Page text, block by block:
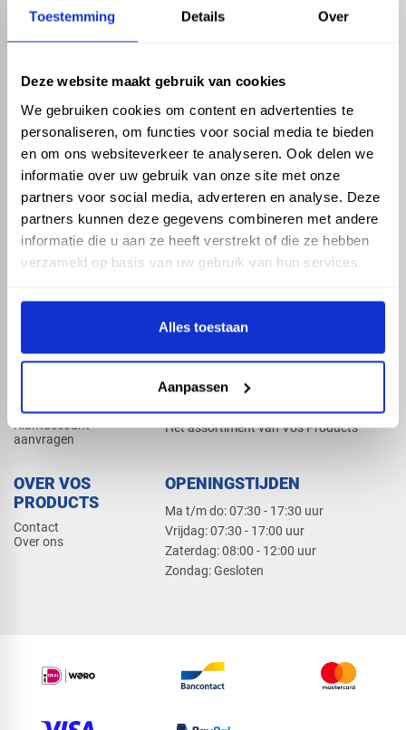
Toestemming Details Over
Deze website maakt gebruik van cookies
We gebruiken cookies om content en advertenties te
personaliseren, om functies voor social media te bieden
en om ons websiteverkeer te analyseren. Ook delen we
informatie over uw gebruik van onze site met onze
partners voor social media, adverteren en analyse. Deze
partners kunnen deze gegevens combineren met andere
informatie die u aan ze heeft verstrekt of die ze hebben
verzameld op basis van uw gebruik van hun services.
Alles toestaan
Aanpassen
ASSORTIMENT
Hemelwaterafvoer
Drukleiding
Beregening
Dak en gevel
KENNIS EN HULP
Klantenservice
Kennisbank
Klantaccount
aanvragen
PRODUCTCATALOGUS 2026
Het assortiment van Vos Products
OVER VOS
PRODUCTS
Contact
Over ons
OPENINGSTIJDEN
Ma t/m do: 07:30 - 17:30 uur
​Vrijdag: 07:30 - 17:00 uur
​Zaterdag: 08:00 - 12:00 uur
​Zondag: Gesloten
phone_enabled +31 416 75 02 55
mail info@vosproducts.nl
check_circleDé bouwmarkt van Altena
check_circle Direct uit grote voorraad geleverd met eigen transport
check_circleLevering in NL en BE